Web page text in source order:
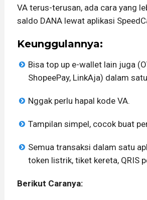
VA terus-terusan, ada cara yang
saldo DANA lewat aplikasi
Keunggulannya:
Bisa top up e-wallet lain juga
ShopeePay, LinkAja) dalam
Nggak perlu hapal kode VA.
Tampilan simpel, cocok buat
Semua transaksi dalam satu
token listrik, tiket kereta, QRIS
Berikut Caranya: